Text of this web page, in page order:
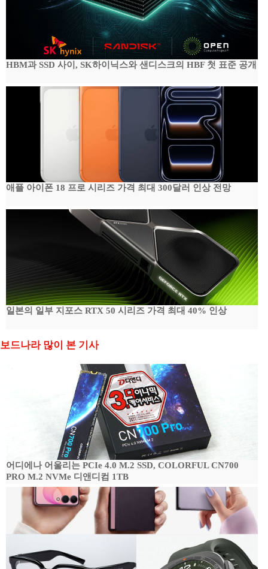
HBM과 SSD 사이, SK하이닉스와 샌디스크의 HBF 첫 표준 공개
애플 아이폰 18 프로 시리즈 가격 최대 300달러 인상 전망
일본의 일부 지포스 RTX 50 시리즈 가격 최대 40% 인상
보드나라 많이 본 기사
어디에나 어울리는 PCIe 4.0 M.2 SSD, COLORFUL CN700
PRO M.2 NVMe 디앤디컴 1TB